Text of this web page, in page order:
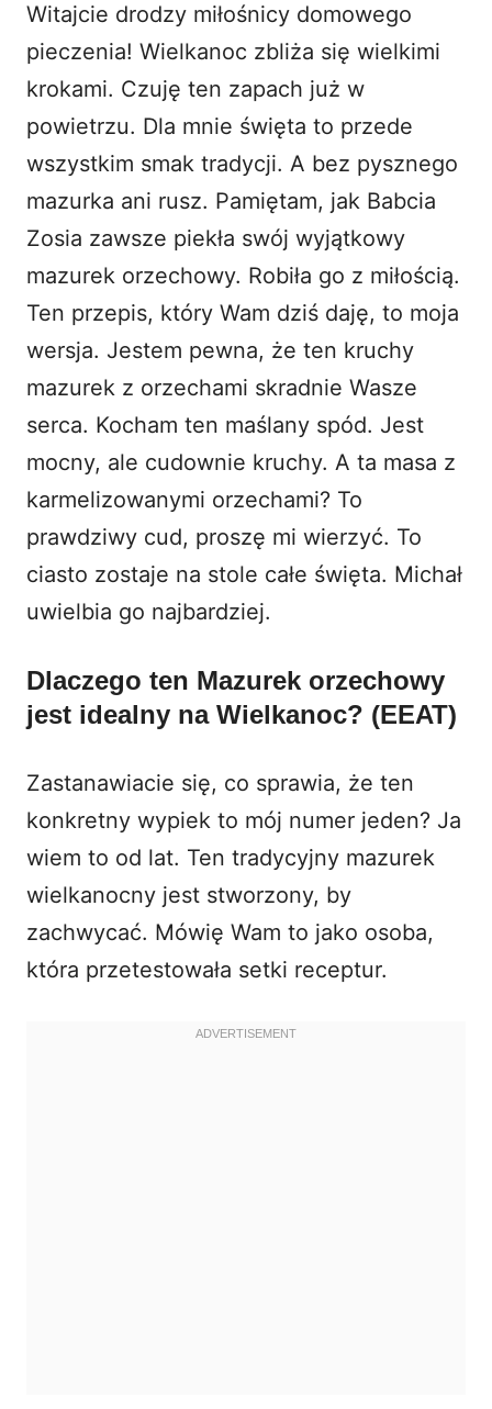
i
d
e
o
Witajcie drodzy miłośnicy domowego
pieczenia! Wielkanoc zbliża się wielkimi
krokami. Czuję ten zapach już w
powietrzu. Dla mnie święta to przede
wszystkim smak tradycji. A bez pysznego
mazurka ani rusz. Pamiętam, jak Babcia
Zosia zawsze piekła swój wyjątkowy
mazurek orzechowy. Robiła go z miłością.
Ten przepis, który Wam dziś daję, to moja
wersja. Jestem pewna, że ten kruchy
mazurek z orzechami skradnie Wasze
serca. Kocham ten maślany spód. Jest
mocny, ale cudownie kruchy. A ta masa z
karmelizowanymi orzechami? To
prawdziwy cud, proszę mi wierzyć. To
ciasto zostaje na stole całe święta. Michał
uwielbia go najbardziej.
Dlaczego ten Mazurek orzechowy
jest idealny na Wielkanoc? (EEAT)
Zastanawiacie się, co sprawia, że ten
konkretny wypiek to mój numer jeden? Ja
wiem to od lat. Ten tradycyjny mazurek
wielkanocny jest stworzony, by
zachwycać. Mówię Wam to jako osoba,
która przetestowała setki receptur.